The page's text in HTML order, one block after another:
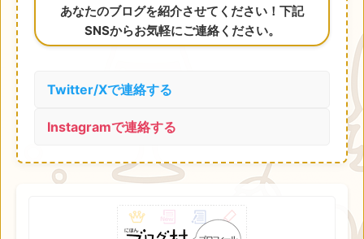
あなたのブログを紹介させてください！下記
SNSからお気軽にご連絡ください。
Twitter/Xで連絡する
Instagramで連絡する